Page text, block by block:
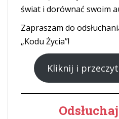
świat i dorównać swoim
Zapraszam do
„Kodu Życia”!
Kliknij i